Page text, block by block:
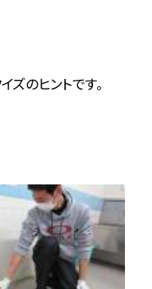
ズのヒントです。